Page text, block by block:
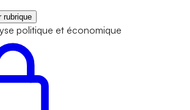
rubrique
politique et économique